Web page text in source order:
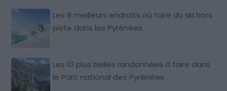
Les 8 meilleurs endroits où faire du ski hors
piste dans les Pyrénées
Les 10 plus belles randonnées à faire dans
le Parc national des Pyrénées